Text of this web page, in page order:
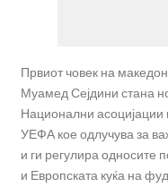
Првиот човек на
Муамед Сејдини стана
Национални
УЕФА кое одлучува за
и ги регулира односите
и Европската куќа на